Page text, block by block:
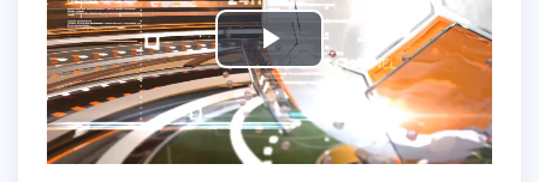
Play
Video